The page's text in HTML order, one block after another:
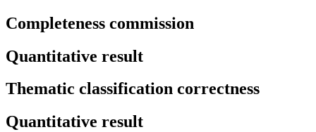
Completeness commission
Quantitative result
Thematic classification correctness
Quantitative result